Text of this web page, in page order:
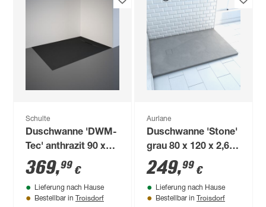
Schulte
Duschwanne 'DWM-
Tec' anthrazit 90 x
120 cm
369,99 €
Lieferung nach Hause
Bestellbar in Troisdorf
Aurlane
Duschwanne 'Stone'
grau 80 x 120 x 2,6
cm
249,99 €
Lieferung nach Hause
Bestellbar in Troisdorf